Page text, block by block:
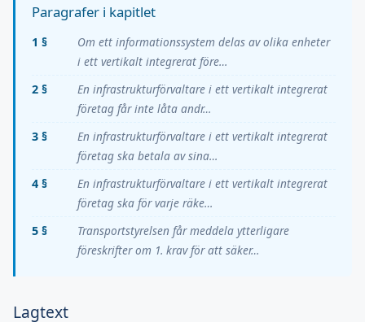
Paragrafer i kapitlet
1 §
Om ett informationssystem delas av olika enheter
i ett vertikalt integrerat före…
2 §
En infrastrukturförvaltare i ett vertikalt integrerat
företag får inte låta andr…
3 §
En infrastrukturförvaltare i ett vertikalt integrerat
företag ska betala av sina…
4 §
En infrastrukturförvaltare i ett vertikalt integrerat
företag ska för varje räke…
5 §
Transportstyrelsen får meddela ytterligare
föreskrifter om 1. krav för att säker…
Lagtext